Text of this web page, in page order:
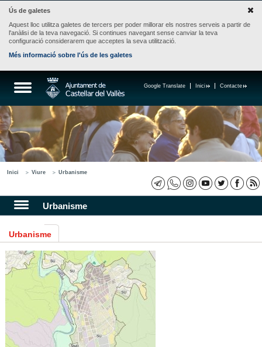
Ús de galetes
Aquest lloc utilitza galetes de tercers per poder millorar els nostres serveis a partir de
l'anàlisi de la teva navegació. Si continues navegant sense canviar la teva
configuració considerarem que acceptes la seva utilització.
Més informació sobre l'ús de les galetes
Contacte
Inici
Google Translate
Inici Viure Urbanisme
Urbanisme
Urbanisme